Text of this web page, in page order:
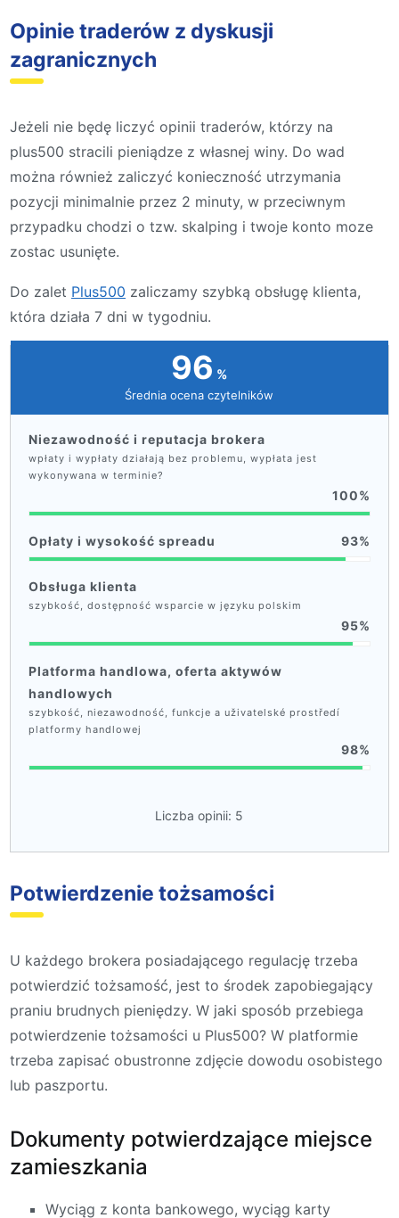
Opinie traderów z dyskusji
zagranicznych
Jeżeli nie będę liczyć opinii traderów, którzy na
plus500 stracili pieniądze z własnej winy. Do wad
można również zaliczyć konieczność utrzymania
pozycji minimalnie przez 2 minuty, w przeciwnym
przypadku chodzi o tzw. skalping i twoje konto moze
zostac usunięte.
Do zalet Plus500 zaliczamy szybką obsługę klienta,
która działa 7 dni w tygodniu.
Niezawodność i reputacja brokera
wpłaty i wypłaty działają bez problemu, wypłata jest
wykonywana w terminie?
100
Opłaty i wysokość spreadu 93
Obsługa klienta
szybkość, dostępność wsparcie w języku polskim
95
Platforma handlowa, oferta aktywów
handlowych
szybkość, niezawodność, funkcje a uživatelské prostředí
platformy handlowej
98
Liczba opinii: 5
96
Średnia ocena czytelników
Potwierdzenie tożsamości
U każdego brokera posiadającego regulację trzeba
potwierdzić tożsamość, jest to środek zapobiegający
praniu brudnych pieniędzy. W jaki sposób przebiega
potwierdzenie tożsamości u Plus500? W platformie
trzeba zapisać obustronne zdjęcie dowodu osobistego
lub paszportu.
Dokumenty potwierdzające miejsce
zamieszkania
Wyciąg z konta bankowego, wyciąg karty